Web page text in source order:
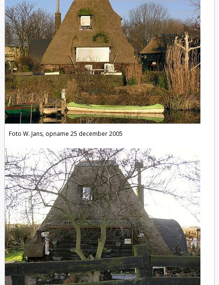
Foto W. Jans, opname 25 december 2005